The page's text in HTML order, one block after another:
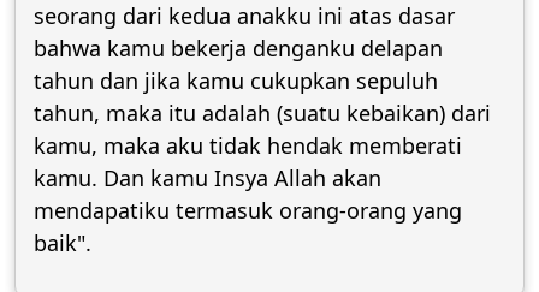
seorang dari kedua anakku ini atas dasar
bahwa kamu bekerja denganku delapan
tahun dan jika kamu cukupkan sepuluh
tahun, maka itu adalah (suatu kebaikan) dari
kamu, maka aku tidak hendak memberati
kamu. Dan kamu Insya Allah akan
mendapatiku termasuk orang-orang yang
baik".